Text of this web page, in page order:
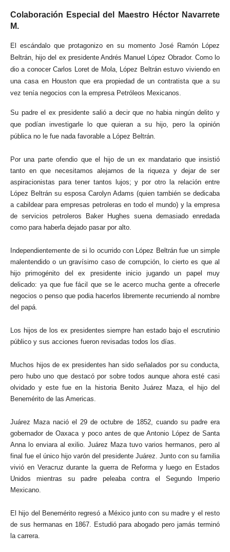
Colaboración Especial del Maestro Héctor Navarrete
M.
El escándalo que protagonizo en su momento José Ramón López
Beltrán, hijo del ex presidente Andrés Manuel López Obrador. Como lo
dio a conocer Carlos Loret de Mola, López Beltrán estuvo viviendo en
una casa en Houston que era propiedad de un contratista que a su
vez tenía negocios con la empresa Petróleos Mexicanos.
Su padre el ex presidente salió a decir que no habia ningún delito y
que podían investigarle lo que quieran a su hijo, pero la opinión
pública no le fue nada favorable a López Beltrán.
Por una parte ofendio que el hijo de un ex mandatario que insistió
tanto en que necesitamos alejarnos de la riqueza y dejar de ser
aspiracionistas para tener tantos lujos; y por otro la relación entre
López Beltrán su esposa Carolyn Adams (quien también se dedicaba
a cabildear para empresas petroleras en todo el mundo) y la empresa
de servicios petroleros Baker Hughes suena demasiado enredada
como para haberla dejado pasar por alto.
Independientemente de si lo ocurrido con López Beltrán fue un simple
malentendido o un gravísimo caso de corrupción, lo cierto es que al
hijo primogénito del ex presidente inicio jugando un papel muy
delicado: ya que fue fácil que se le acerco mucha gente a ofrecerle
negocios o penso que podia hacerlos libremente recurriendo al nombre
del papá.
Los hijos de los ex presidentes siempre han estado bajo el escrutinio
público y sus acciones fueron revisadas todos los días.
Muchos hijos de ex presidentes han sido señalados por su conducta,
pero hubo uno que destacó por sobre todos aunque ahora esté casi
olvidado y este fue en la historia Benito Juárez Maza, el hijo del
Benemérito de las Americas.
Juárez Maza nació el 29 de octubre de 1852, cuando su padre era
gobernador de Oaxaca y poco antes de que Antonio López de Santa
Anna lo enviara al exilio. Juárez Maza tuvo varios hermanos, pero al
final fue el único hijo varón del presidente Juárez. Junto con su familia
vivió en Veracruz durante la guerra de Reforma y luego en Estados
Unidos mientras su padre peleaba contra el Segundo Imperio
Mexicano.
El hijo del Benemérito regresó a México junto con su madre y el resto
de sus hermanas en 1867. Estudió para abogado pero jamás terminó
la carrera.